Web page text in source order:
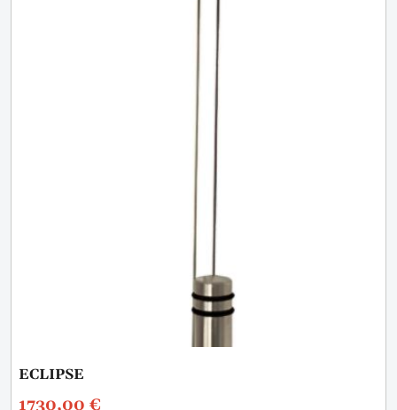
ECLIPSE
1730,00 €